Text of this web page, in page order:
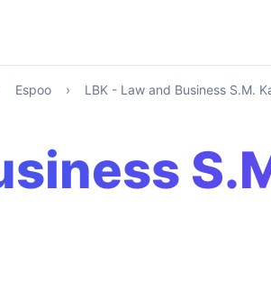
Espoo › LBK - Law and Business S.M.